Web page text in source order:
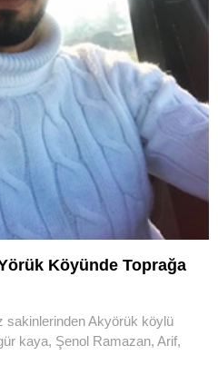
Köyünde Toprağa
sakinlerinden Akyörük köylü
kaya, Şenol Ramazan, Arif,